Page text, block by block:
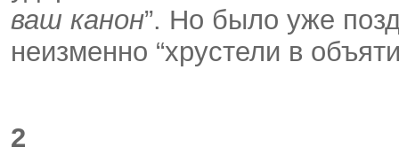
ваш канон”. Но было уже
неизменно “хрустели в
2